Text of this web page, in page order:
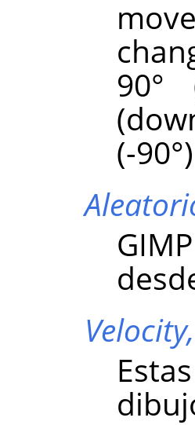
90°
(-
GIMP
Velocity,